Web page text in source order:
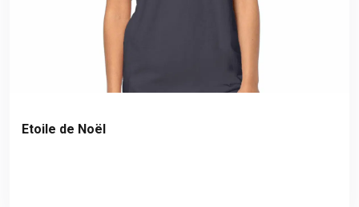
Etoile de Noël